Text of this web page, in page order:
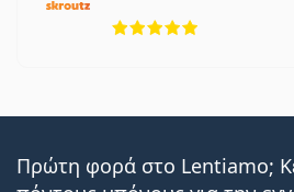
Πρώτη φορά στο Lentiamo;